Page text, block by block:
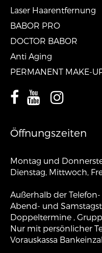
Laser Haarentfernung
BABOR PRO
DOCTOR BABOR
Anti Aging
PERMANENT MAKE-
Öffnungszeiten
Montag und
Dienstag, Mittwoch,
Außerhalb der
Abend- und
Doppeltermine ,
Nur mit persönlicher
Vorauskassa